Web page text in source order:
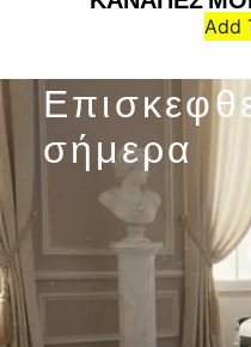
Add
σήμερα